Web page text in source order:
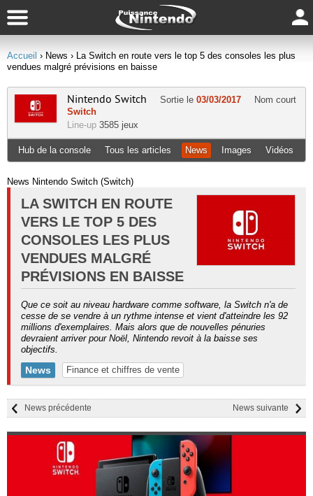
Accueil › News › La Switch en route vers le top 5 des consoles les plus
vendues malgré prévisions en baisse
Nintendo Switch Sortie le 03/03/2017
Nom court
Switch
Line-up 3585 jeux
Hub de la console Tous les articles News Images Vidéos
News Nintendo Switch (Switch)
LA SWITCH EN ROUTE
VERS LE TOP 5 DES
CONSOLES LES PLUS
VENDUES MALGRÉ
PRÉVISIONS EN BAISSE
Que ce soit au niveau hardware comme software, la Switch n'a de
cesse de se vendre à un rythme intense et vient d'atteindre les 92
millions d'exemplaires. Mais alors que de nouvelles pénuries
devraient arriver pour Noël, Nintendo revoit à la baisse ses
objectifs.
News Finance et chiffres de vente
News suivante
News précédente